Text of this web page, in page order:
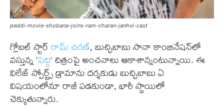
peddi-movie-shobana-joins-ram-charan-janhvi-cast
గ్లోబల్ స్టార్రామ్ చరణ్, బుచ్చిబాబు సానా కాంబినేషన్‌లో
వస్తున్న ‘పెద్ది‘ చిత్రంపై అంచనాలు ఆకాశాన్నంటున్నాయి. ఈ
విలేజ్ స్పోర్ట్స్ డ్రామాను దర్శకుడు బుచ్చిబాబు ఏ
విషయంలోనూ రాజీ పడకుండా, భారీ స్థాయిలో
చెక్కుతున్నారు.